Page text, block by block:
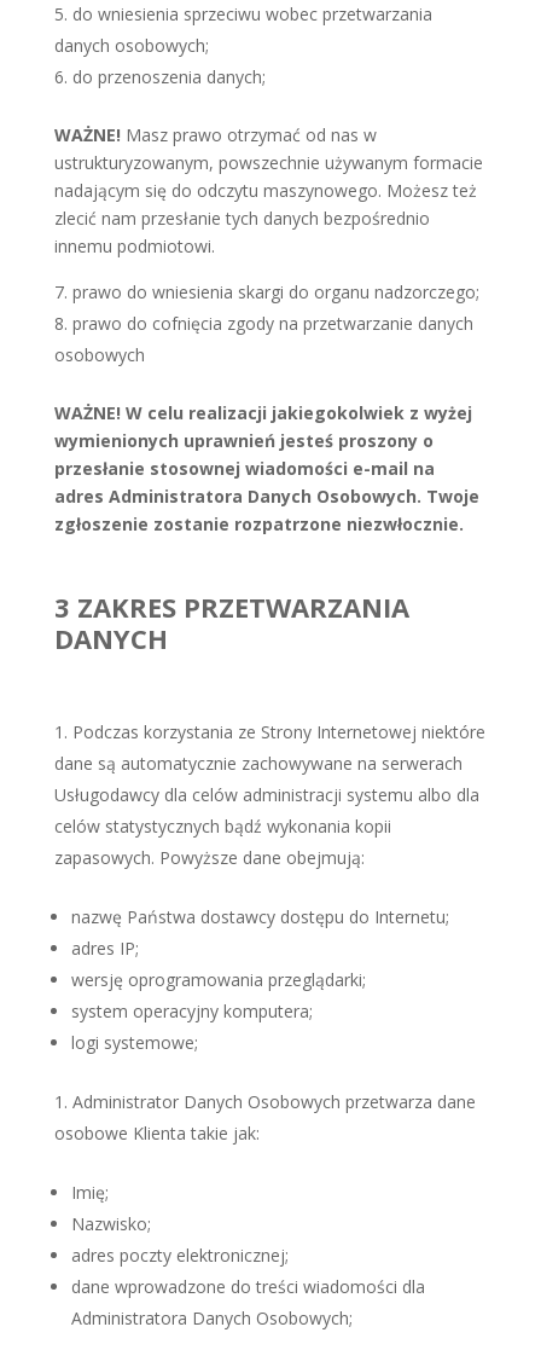
do wniesienia sprzeciwu wobec przetwarzania
danych osobowych;
do przenoszenia danych;
WAŻNE! Masz prawo otrzymać od nas w
ustrukturyzowanym, powszechnie używanym formacie
nadającym się do odczytu maszynowego. Możesz też
zlecić nam przesłanie tych danych bezpośrednio
innemu podmiotowi.
prawo do wniesienia skargi do organu nadzorczego;
prawo do cofnięcia zgody na przetwarzanie danych
osobowych
WAŻNE! W celu realizacji jakiegokolwiek z wyżej
wymienionych uprawnień jesteś proszony o
przesłanie stosownej wiadomości e-mail na
adres Administratora Danych Osobowych. Twoje
zgłoszenie zostanie rozpatrzone niezwłocznie.
3 ZAKRES PRZETWARZANIA
DANYCH
Podczas korzystania ze Strony Internetowej niektóre
dane są automatycznie zachowywane na serwerach
Usługodawcy dla celów administracji systemu albo dla
celów statystycznych bądź wykonania kopii
zapasowych. Powyższe dane obejmują:
nazwę Państwa dostawcy dostępu do Internetu;
adres IP;
wersję oprogramowania przeglądarki;
system operacyjny komputera;
logi systemowe;
Administrator Danych Osobowych przetwarza dane
osobowe Klienta takie jak:
Imię;
Nazwisko;
adres poczty elektronicznej;
dane wprowadzone do treści wiadomości dla
Administratora Danych Osobowych;